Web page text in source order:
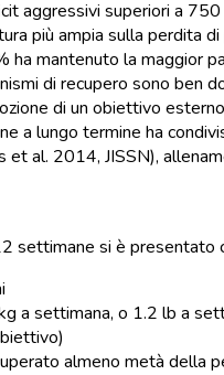
aggressivi superiori a
più ampia sulla perdita
mantenuto la maggior
di recupero sono ben
di un obiettivo
a lungo termine ha
et al. 2014, JISSN),
settimane si è presentato
a settimana, o 1.2 lb a
almeno metà della